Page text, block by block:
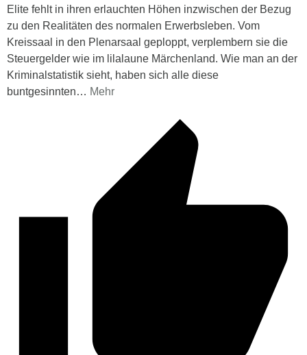
Elite fehlt in ihren erlauchten Höhen inzwischen der Bezug
zu den Realitäten des normalen Erwerbsleben. Vom
Kreissaal in den Plenarsaal geploppt, verplembern sie die
Steuergelder wie im lilalaune Märchenland. Wie man an der
Kriminalstatistik sieht, haben sich alle diese
buntgesinnten… Mehr